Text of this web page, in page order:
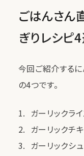
ごはんさん
ぎりレシピ
今回ご紹介する
の4つです。
ガーリックラ
ガーリックチ
ガーリックシ